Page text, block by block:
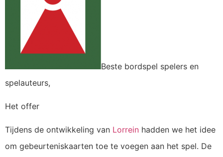
Beste bordspel spelers en
spelauteurs,
Het offer
Tijdens de ontwikkeling van Lorrein hadden we het idee
om gebeurteniskaarten toe te voegen aan het spel. De